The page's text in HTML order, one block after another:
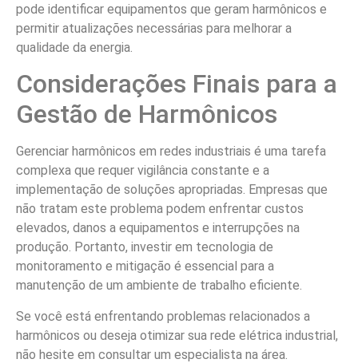
pode identificar equipamentos que geram harmônicos e
permitir atualizações necessárias para melhorar a
qualidade da energia.
Considerações Finais para a
Gestão de Harmônicos
Gerenciar harmônicos em redes industriais é uma tarefa
complexa que requer vigilância constante e a
implementação de soluções apropriadas. Empresas que
não tratam este problema podem enfrentar custos
elevados, danos a equipamentos e interrupções na
produção. Portanto, investir em tecnologia de
monitoramento e mitigação é essencial para a
manutenção de um ambiente de trabalho eficiente.
Se você está enfrentando problemas relacionados a
harmônicos ou deseja otimizar sua rede elétrica industrial,
não hesite em consultar um especialista na área.